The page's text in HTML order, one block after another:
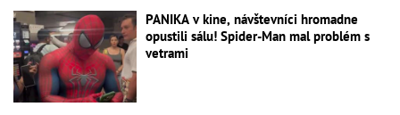
PANIKA v kine, návštevníci hromadne
opustili sálu! Spider-Man mal problém s
vetrami